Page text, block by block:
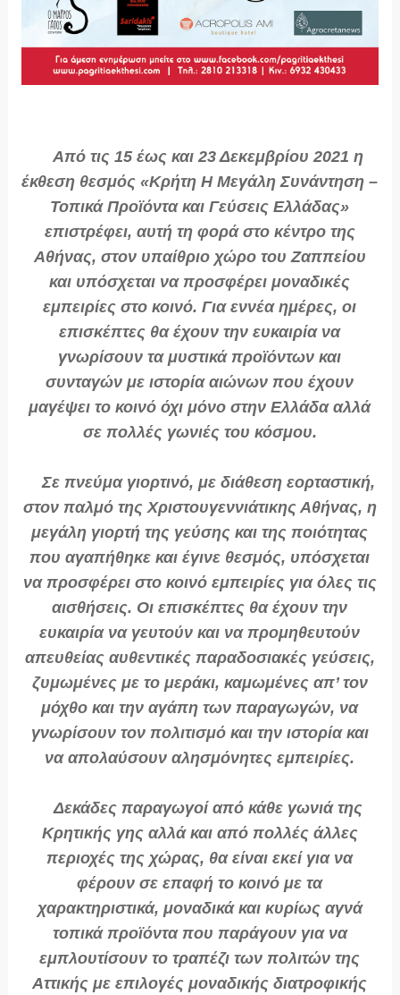
Από τις 15 έως και 23 Δεκεμβρίου 2021 η
έκθεση θεσμός «Κρήτη Η Μεγάλη Συνάντηση –
Τοπικά Προϊόντα και Γεύσεις Ελλάδας»
επιστρέφει, αυτή τη φορά στο κέντρο της
Αθήνας, στον υπαίθριο χώρο του Ζαππείου
και υπόσχεται να προσφέρει μοναδικές
εμπειρίες στο κοινό. Για εννέα ημέρες, οι
επισκέπτες θα έχουν την ευκαιρία να
γνωρίσουν τα μυστικά προϊόντων και
συνταγών με ιστορία αιώνων που έχουν
μαγέψει το κοινό όχι μόνο στην Ελλάδα αλλά
σε πολλές γωνιές του κόσμου.
Σε πνεύμα γιορτινό, με διάθεση εορταστική,
στον παλμό της Χριστουγεννιάτικης Αθήνας, η
μεγάλη γιορτή της γεύσης και της ποιότητας
που αγαπήθηκε και έγινε θεσμός, υπόσχεται
να προσφέρει στο κοινό εμπειρίες για όλες τις
αισθήσεις. Οι επισκέπτες θα έχουν την
ευκαιρία να γευτούν και να προμηθευτούν
απευθείας αυθεντικές παραδοσιακές γεύσεις,
ζυμωμένες με το μεράκι, καμωμένες απ’ τον
μόχθο και την αγάπη των παραγωγών, να
γνωρίσουν τον πολιτισμό και την ιστορία και
να απολαύσουν αλησμόνητες εμπειρίες.
Δεκάδες παραγωγοί από κάθε γωνιά της
Κρητικής γης αλλά και από πολλές άλλες
περιοχές της χώρας, θα είναι εκεί για να
φέρουν σε επαφή το κοινό με τα
χαρακτηριστικά, μοναδικά και κυρίως αγνά
τοπικά προϊόντα που παράγουν για να
εμπλουτίσουν το τραπέζι των πολιτών της
Αττικής με επιλογές μοναδικής διατροφικής